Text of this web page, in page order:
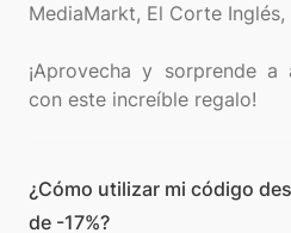
MediaMarkt, El Corte Inglés,
¡Aprovecha y sorprende
¿Cómo utilizar mi código
de -17%?